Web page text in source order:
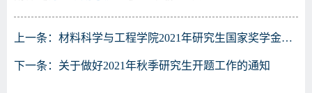
上一条： 材料科学与工程学院2021年研究生国家奖学金答辩工作安排
下一条： 关于做好2021年秋季研究生开题工作的通知